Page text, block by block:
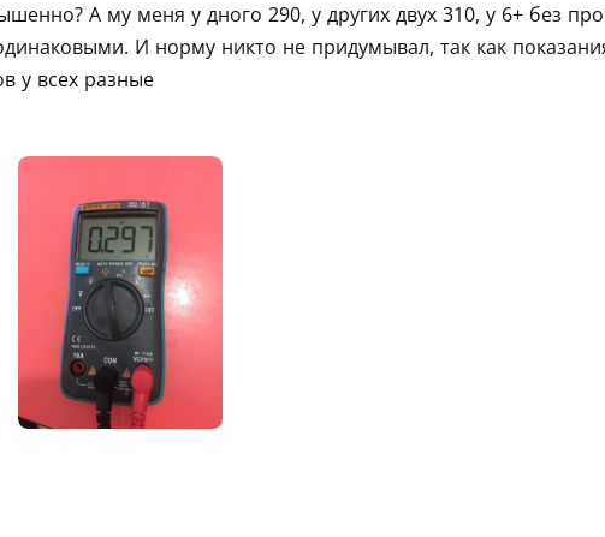
А му меня у дного 290, у других двух 310, у 6+ без
И норму никто не придумывал, так как
у всех разные